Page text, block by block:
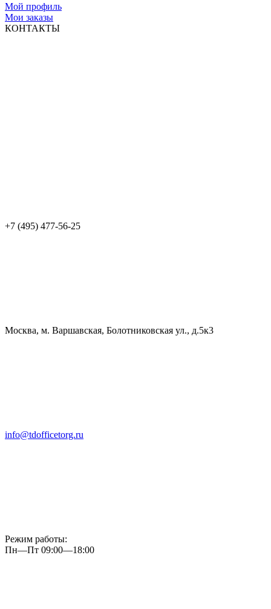
Мой профиль
Мои заказы
КОНТАКТЫ
+7 (495) 477-56-25
Москва, м. Варшавская, Болотниковская ул., д.5к3
info@tdofficetorg.ru
Режим работы:
Пн—Пт 09:00—18:00